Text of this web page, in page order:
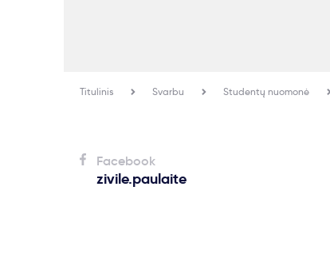
Titulinis Svarbu Studentų nuomonė
Facebook
zivile.paulaite